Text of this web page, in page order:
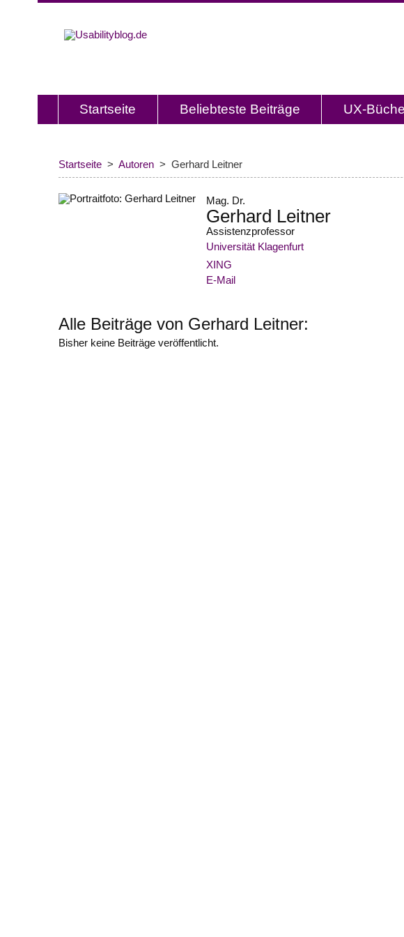
Usabilityblog ist ein Wissensportal mit Studien,
Startseite Beliebteste Beiträge UX-
Startseite Autoren Gerhard Leitner
Mag. Dr.
Gerhard Leitner
Assistenzprofessor
Universität Klagenfurt
XING
E-Mail
Alle Beiträge von Gerhard Leitner:
Bisher keine Beiträge veröffentlicht.